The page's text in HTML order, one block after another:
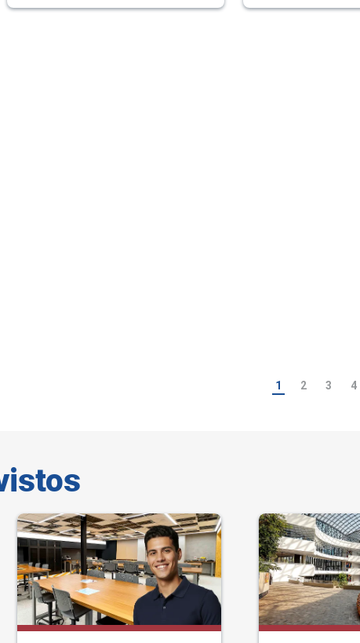
1 2 3 4